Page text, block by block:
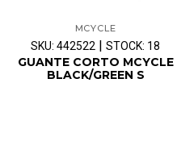
MCYCLE
SKU: 442522 STOCK: 18
GUANTE CORTO MCYCLE
BLACK/GREEN S